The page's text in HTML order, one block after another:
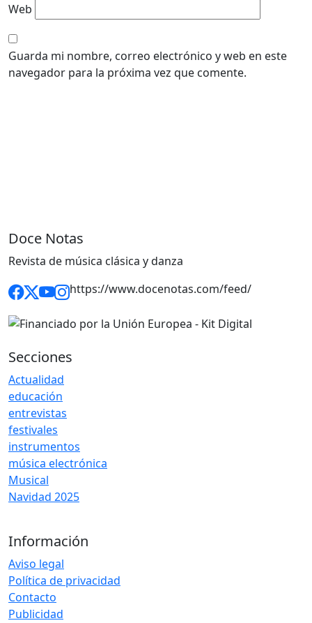
Web
Guarda mi nombre, correo electrónico y web en este
navegador para la próxima vez que comente.
Doce Notas
Revista de música clásica y danza
https://www.docenotas.com/feed/
Secciones
Actualidad
educación
entrevistas
festivales
instrumentos
música electrónica
Musical
Navidad 2025
Información
Aviso legal
Política de privacidad
Contacto
Publicidad